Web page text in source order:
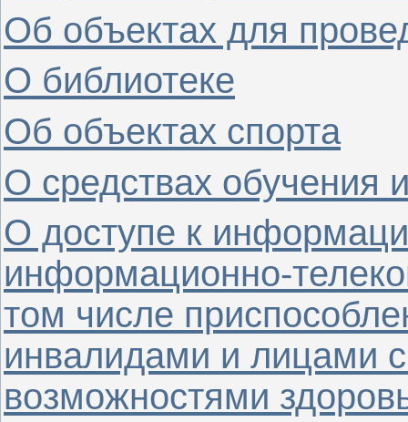
Об объектах для
О библиотеке
Об объектах спорта
О средствах обучения
О доступе к
информационно-
том числе
инвалидами и лицами
возможностями